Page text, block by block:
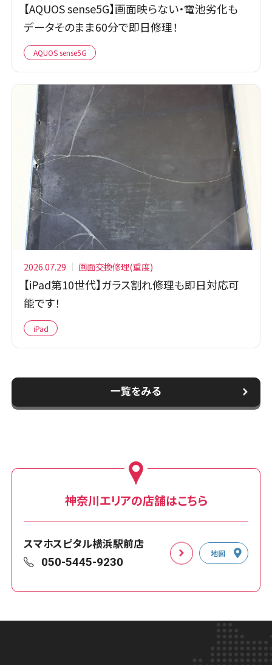
【AQUOS sense5G】画面映らない・電池劣化も
データそのまま60分で即日修理！
AQUOS sense5G
2026.07.29 画面交換修理(重度)
【iPad第10世代】ガラス割れ修理も即日対応可
能です！
iPad
一覧をみる
神奈川エリアの店舗はこちら
スマホスピタル横浜駅前店
050-5445-9230
地図